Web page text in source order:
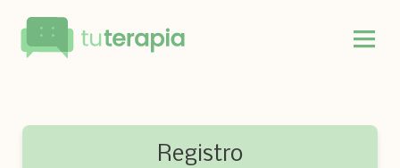
Registro